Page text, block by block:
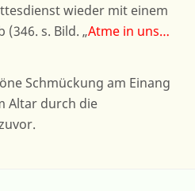
wieder mit einem
s. Bild. „Atme in uns…
Schmückung am Einang
Altar durch die